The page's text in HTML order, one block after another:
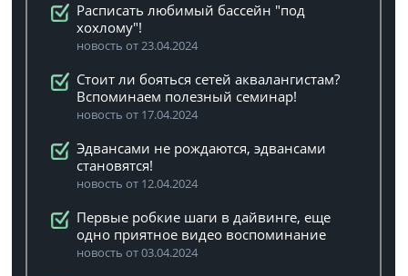
Расписать любимый бассейн "под
хохлому"!
новость от 23.04.2024
Стоит ли бояться сетей аквалангистам?
Вспоминаем полезный семинар!
новость от 17.04.2024
Эдвансами не рождаются, эдвансами
становятся!
новость от 12.04.2024
Первые робкие шаги в дайвинге, еще
одно приятное видео воспоминание
новость от 03.04.2024